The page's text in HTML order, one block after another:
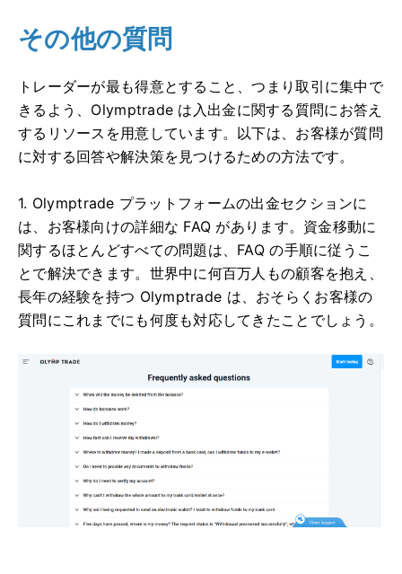
その他の質問
トレーダーが最も得意とすること、つまり取引に集中で
きるよう、Olymptrade は入出金に関する質問にお答え
するリソースを用意しています。以下は、お客様が質問
に対する回答や解決策を見つけるための方法です。
1. Olymptrade プラットフォームの出金セクションに
は、お客様向けの詳細な FAQ があります。資金移動に
関するほとんどすべての問題は、FAQ の手順に従うこ
とで解決できます。世界中に何百万人もの顧客を抱え、
長年の経験を持つ Olymptrade は、おそらくお客様の
質問にこれまでにも何度も対応してきたことでしょう。